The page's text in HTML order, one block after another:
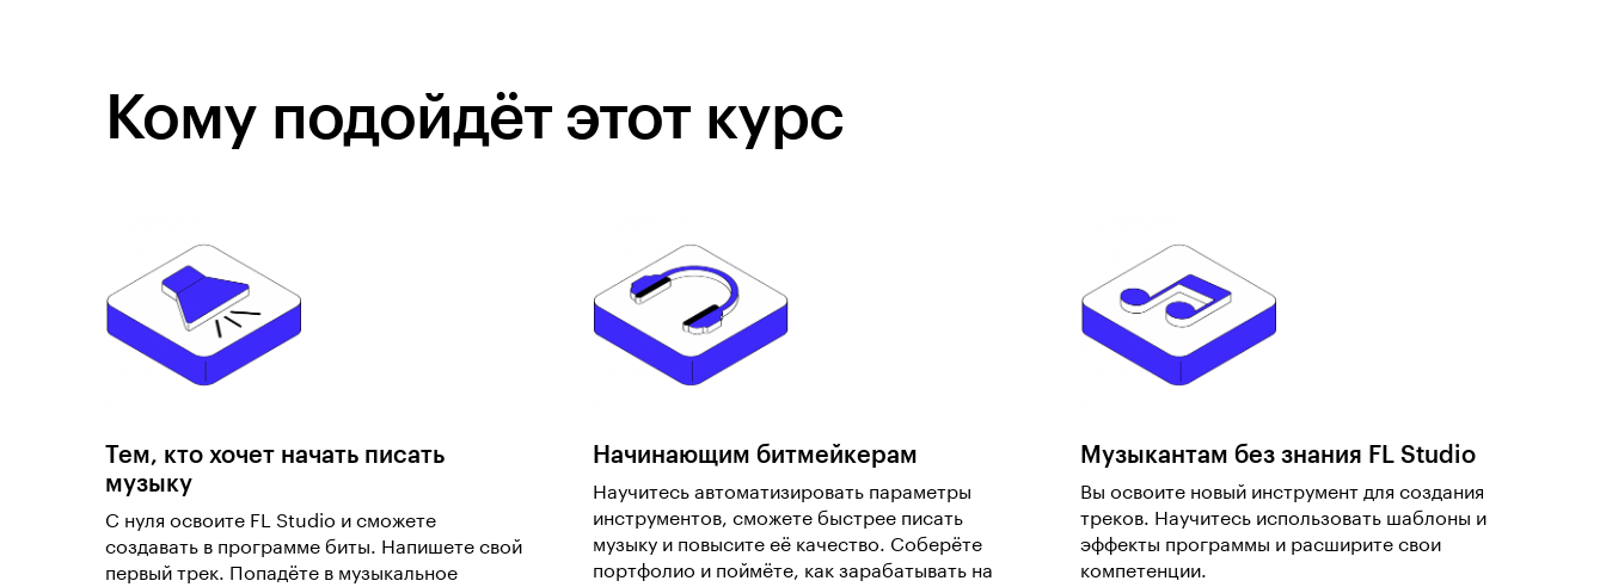
Кому подойдёт этот курс
Тем, кто хочет начать писать
музыку
С нуля освоите FL Studio и сможете
создавать в программе биты. Напишете свой
первый трек. Попадёте в музыкальное
Начинающим битмейкерам
Научитесь автоматизировать параметры
инструментов, сможете быстрее писать
музыку и повысите её качество. Соберёте
портфолио и поймёте, как зарабатывать на
Музыкантам без знания FL Studio
Вы освоите новый инструмент для создания
треков. Научитесь использовать шаблоны и
эффекты программы и расширите свои
компетенции.